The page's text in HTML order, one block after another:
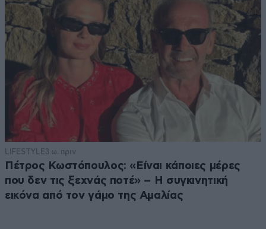
LIFESTYLE3 ω. πριν
Πέτρος Κωστόπουλος: «Είναι κάποιες μέρες
που δεν τις ξεχνάς ποτέ» – Η συγκινητική
εικόνα από τον γάμο της Αμαλίας